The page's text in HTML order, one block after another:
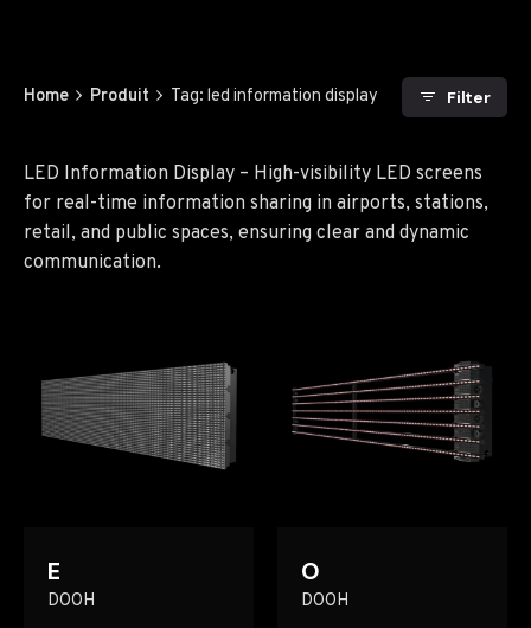
Home Produit Tag: led information display Filter
LED Information Display – High-visibility LED screens
for real-time information sharing in airports, stations,
retail, and public spaces, ensuring clear and dynamic
communication.
E
DOOH
O
DOOH